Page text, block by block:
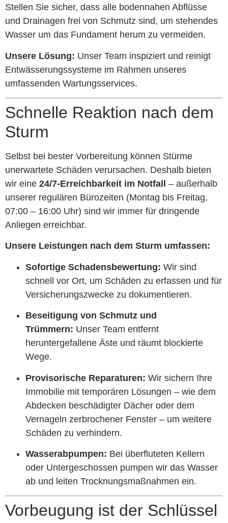
Stellen Sie sicher, dass alle bodennahen Abflüsse
und Drainagen frei von Schmutz sind, um stehendes
Wasser um das Fundament herum zu vermeiden.
Unsere Lösung: Unser Team inspiziert und reinigt
Entwässerungssysteme im Rahmen unseres
umfassenden Wartungsservices.
Schnelle Reaktion nach dem
Sturm
Selbst bei bester Vorbereitung können Stürme
unerwartete Schäden verursachen. Deshalb bieten
wir eine 24/7-Erreichbarkeit im Notfall
– außerhalb
unserer regulären Bürozeiten (Montag bis Freitag,
07:00 – 16:00 Uhr) sind wir immer für dringende
Anliegen erreichbar.
Unsere Leistungen nach dem Sturm umfassen:
Sofortige Schadensbewertung: Wir sind
schnell vor Ort, um Schäden zu erfassen und für
Versicherungszwecke zu dokumentieren.
Beseitigung von Schmutz und
Trümmern: Unser Team entfernt
heruntergefallene Äste und räumt blockierte
Wege.
Provisorische Reparaturen: Wir sichern Ihre
Immobilie mit temporären Lösungen – wie dem
Abdecken beschädigter Dächer oder dem
Vernageln zerbrochener Fenster – um weitere
Schäden zu verhindern.
Wasserabpumpen: Bei überfluteten Kellern
oder Untergeschossen pumpen wir das Wasser
ab und leiten Trocknungsmaßnahmen ein.
Vorbeugung ist der Schlüssel